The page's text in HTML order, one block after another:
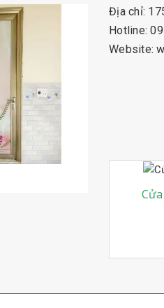
Địa chỉ:
Hotline:
Website: